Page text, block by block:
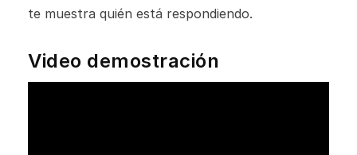
te muestra quién está respondiendo.
Video demostración